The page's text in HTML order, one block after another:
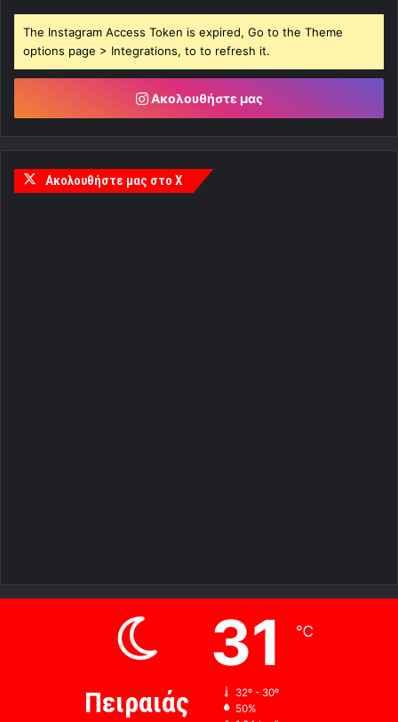
The Instagram Access Token is expired, Go to the Theme
options page > Integrations, to to refresh it.
Ακολουθήστε μας
Ακολουθήστε μας στο X
Πειραιάς
31 ℃
32º - 30º
50%